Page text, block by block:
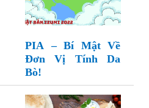
PIA – Bí Mật Về
Đơn Vị Tính Da
Bò!